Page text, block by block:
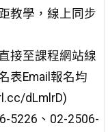
教學，線上同步
接至課程網站線
表Email報名均
dLmlrD)
5226、02-2506-